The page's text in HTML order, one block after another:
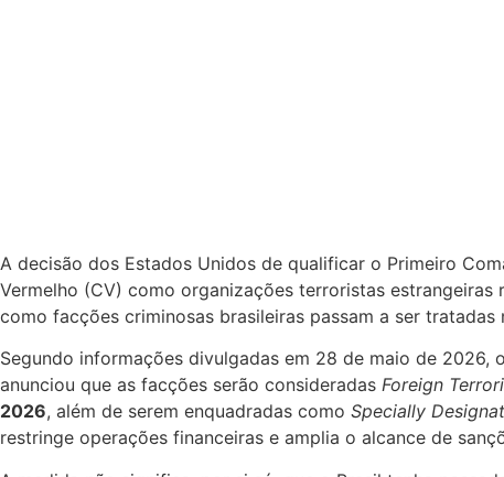
A decisão dos Estados Unidos de qualificar o Primeiro
Vermelho (CV) como organizações terroristas estrangeiras
como facções criminosas brasileiras passam a ser tratadas
Segundo informações divulgadas em 28 de maio de
anunciou que as facções serão consideradas Foreign
2026, além de serem enquadradas como Specially
restringe operações financeiras e amplia o alcance de